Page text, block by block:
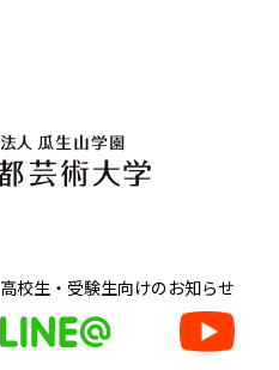
高校生・受験生向けのお知らせ